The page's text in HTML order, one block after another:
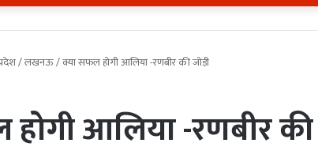
/लखनऊ/क्या सफल होगी आलिया -रणबीर की जोड़ी
आलिया -रणबीर की